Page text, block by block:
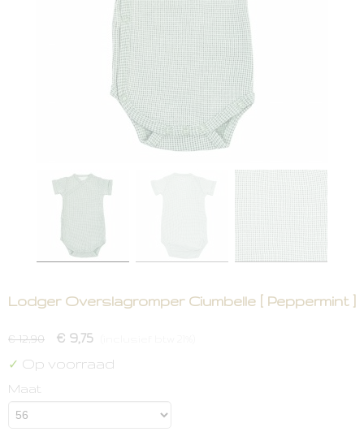
Lodger Overslagromper Ciumbelle [ Peppermint ]
€ 12,90 € 9,75
✓ Op voorraad
Maat